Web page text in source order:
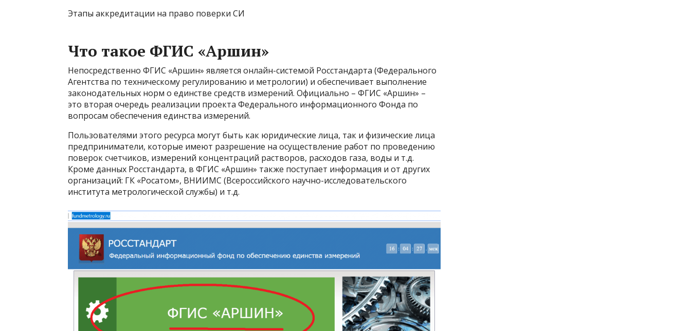
Этапы аккредитации на право поверки СИ
Что такое ФГИС «Аршин»
Непосредственно ФГИС «Аршин» является онлайн-системой Росстандарта (Федерального
Агентства по техническому регулированию и метрологии) и обеспечивает выполнение
законодательных норм о единстве средств измерений. Официально – ФГИС «Аршин» –
это вторая очередь реализации проекта Федерального информационного Фонда по
вопросам обеспечения единства измерений.
Пользователями этого ресурса могут быть как юридические лица, так и физические лица
предприниматели, которые имеют разрешение на осуществление работ по проведению
поверок счетчиков, измерений концентраций растворов, расходов газа, воды и т.д.
Кроме данных Росстандарта, в ФГИС «Аршин» также поступает информация и от других
организаций: ГК «Росатом», ВНИИМС (Всероссийского научно-исследовательского
института метрологической службы) и т.д.